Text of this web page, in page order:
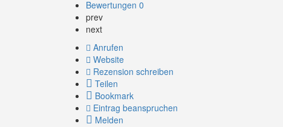
Bewertungen 0
prev
next
Anrufen
Website
Rezension schreiben
Teilen
Bookmark
Eintrag beanspruchen
Melden